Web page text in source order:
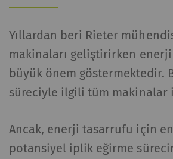
Yıllardan beri Rieter
makinaları geliştirirken
büyük önem göstermektedir.
süreciyle ilgili tüm makinalar
Ancak, enerji tasarrufu için
potansiyel iplik eğirme